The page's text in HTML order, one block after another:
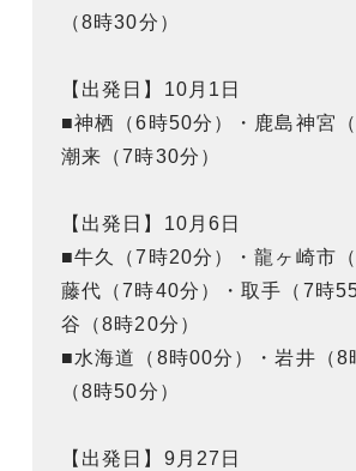
（8時30分）
【出発日】10月1日
■神栖（6時50分）・鹿島神宮
潮来（7時30分）
【出発日】10月6日
■牛久（7時20分）・龍ヶ崎市
藤代（7時40分）・取手（7時
谷（8時20分）
■水海道（8時00分）・岩井（8
（8時50分）
【出発日】9月27日